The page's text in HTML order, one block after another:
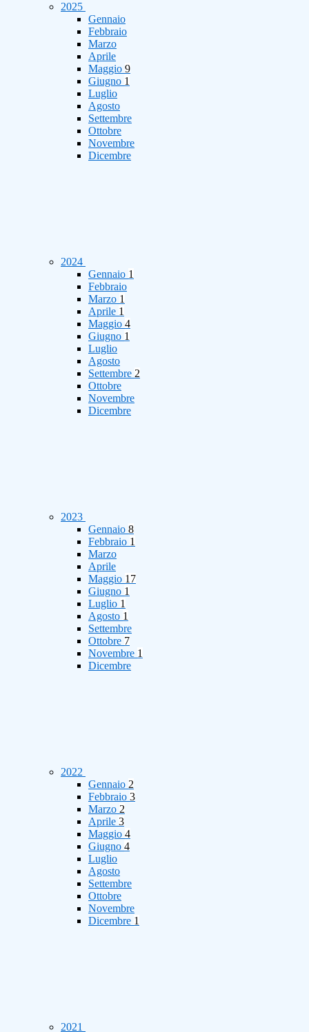
2025
Gennaio
Febbraio
Marzo
Aprile
Maggio 9
Giugno 1
Luglio
Agosto
Settembre
Ottobre
Novembre
Dicembre
2024
Gennaio 1
Febbraio
Marzo 1
Aprile 1
Maggio 4
Giugno 1
Luglio
Agosto
Settembre 2
Ottobre
Novembre
Dicembre
2023
Gennaio 8
Febbraio 1
Marzo
Aprile
Maggio 17
Giugno 1
Luglio 1
Agosto 1
Settembre
Ottobre 7
Novembre 1
Dicembre
2022
Gennaio 2
Febbraio 3
Marzo 2
Aprile 3
Maggio 4
Giugno 4
Luglio
Agosto
Settembre
Ottobre
Novembre
Dicembre 1
2021